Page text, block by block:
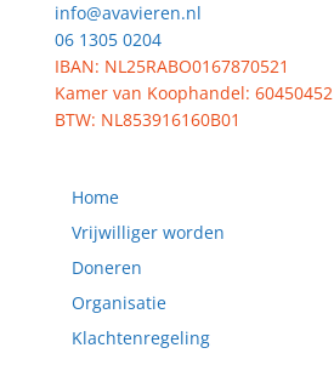
info@avavieren.nl
06 1305 0204
IBAN: NL25RABO0167870521
Kamer van Koophandel: 60450452
BTW: NL853916160B01
Home
Vrijwilliger worden
Doneren
Organisatie
Klachtenregeling